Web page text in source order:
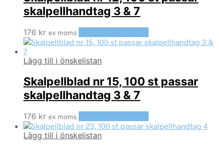
skalpellhandtag 3 & 7
176 kr ex moms
Lägg till i önskelistan
Skalpellblad nr 15, 100 st passar
skalpellhandtag 3 & 7
176 kr ex moms
Lägg till i önskelistan